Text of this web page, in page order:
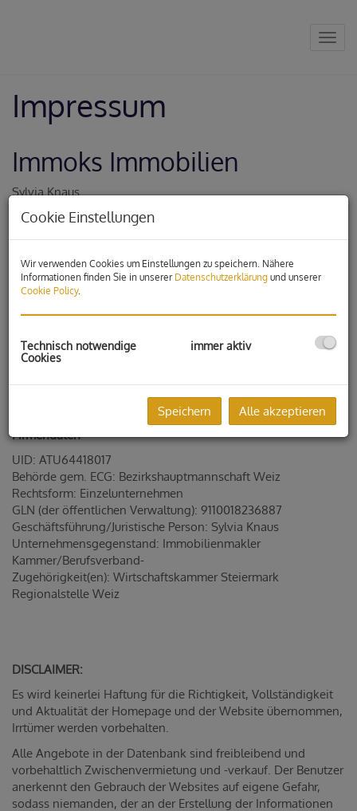
Impressum
Immoks Immobilien
Sylvia Knaus
unit center gleisdorf Grazerstrasse 34, Top 6.1
8200 Gleisdorf
office@immoks.at
Vollständiger Firmenname
Grazerstrasse 34, Top 6.1
Österreich
Firmendaten
UID: ATU64418017
Behörde gem. ECG: Bezirkshauptmannschaft Weiz
Rechtsform: Einzelunternehmen
GLN (der öffentlichen Verwaltung): 9110018236887
Geschäftsführung/Juristische Person: Sylvia Knaus
Unternehmensgegenstand: Immobilienmakler
Kammer/Berufsverband-
Zugehörigkeit(en): Wirtschaftskammer Steiermark
Regionalstelle Weiz
DISCLAIMER:
Es wird keinerlei Haftung für die Richtigkeit, Vollständigkeit
und Aktualität der Homepage und der Website übernommen,
Irrtümer werden vorbehalten.
Alle Angebote in der Datenbank sind freibleibend und
vorbehaltlich Zwischenvermietung und -verkauf. Der Benutzer
anerkennt den Gebrauch der Websites auf eigene Gefahr,
sodass niemanden, der an der Erstellung der Informationen
Cookie Einstellungen
Wir verwenden Cookies um Einstellungen zu speichern. Nähere
Informationen finden Sie in unserer Datenschutzerklärung und unserer
Cookie Policy.
Technisch notwendige
Cookies
immer aktiv
Speichern Alle akzeptieren